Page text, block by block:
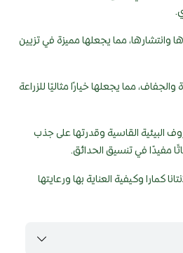
وانتشارها، مما يجعلها مميزة في تزيين
والجفاف، مما يجعلها خيارًا مثاليًا للزراعة
البيئية القاسية وقدرتها على جذب
مفيدًا في تنسيق الحدائق.
كمارا وكيفية العناية بها ورعايتها